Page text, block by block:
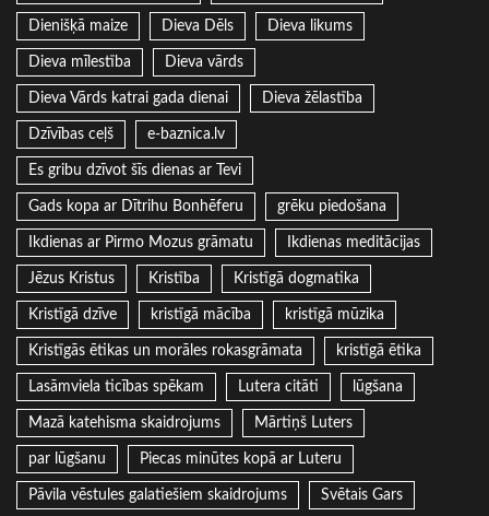
Dienišķā maize Dieva Dēls Dieva likums
Dieva mīlestība Dieva vārds
Dieva Vārds katrai gada dienai Dieva žēlastība
Dzīvības ceļš e-baznica.lv
Es gribu dzīvot šīs dienas ar Tevi
Gads kopa ar Dītrihu Bonhēferu grēku piedošana
Ikdienas ar Pirmo Mozus grāmatu Ikdienas meditācijas
Jēzus Kristus Kristība Kristīgā dogmatika
Kristīgā dzīve kristīgā mācība kristīgā mūzika
Kristīgās ētikas un morāles rokasgrāmata kristīgā ētika
Lasāmviela ticības spēkam Lutera citāti lūgšana
Mazā katehisma skaidrojums Mārtiņš Luters
par lūgšanu Piecas minūtes kopā ar Luteru
Pāvila vēstules galatiešiem skaidrojums Svētais Gars